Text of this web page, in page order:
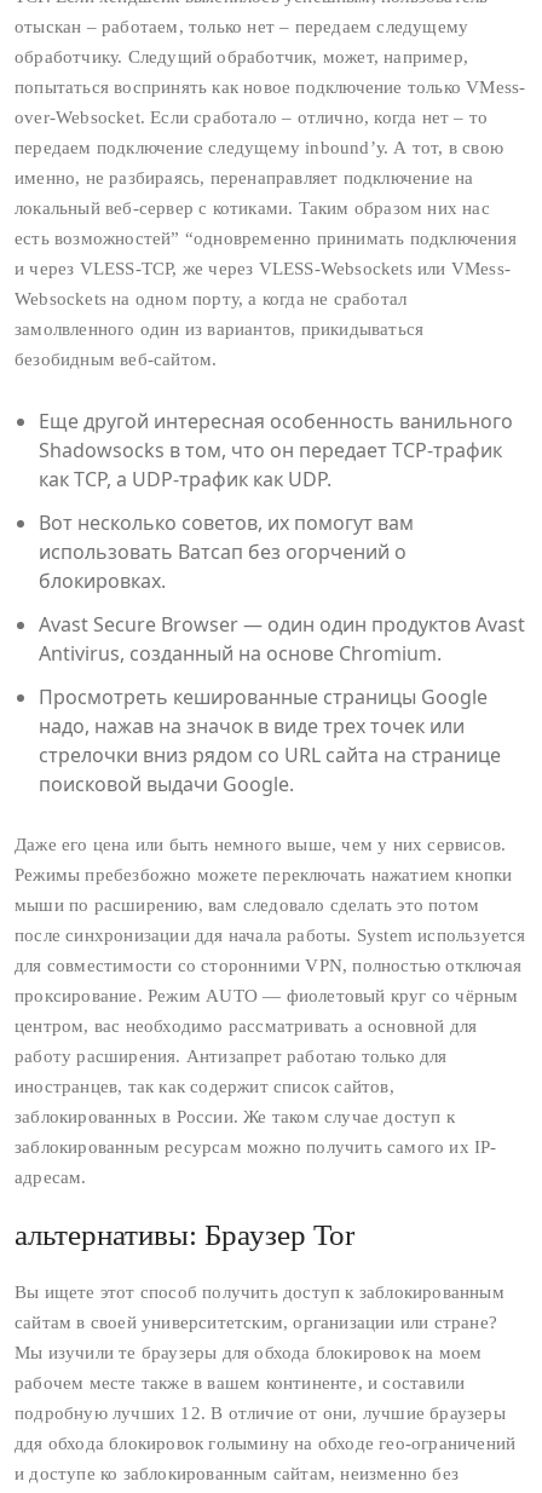
отыскан – работаем, только нет – передаем следущему
обработчику. Следущий обработчик, может, например,
попытаться воспринять как новое подключение только VMess-
over-Websocket. Если сработало – отлично, когда нет – то
передаем подключение следущему inbound’у. А тот, в свою
именно, не разбираясь, перенаправляет подключение на
локальный веб-сервер с котиками. Таким образом них нас
есть возможностей” “одновременно принимать подключения
и через VLESS-TCP, же через VLESS-Websockets или VMess-
Websockets на одном порту, а когда не сработал
замолвленного один из вариантов, прикидываться
безобидным веб-сайтом.
Еще другой интересная особенность ванильного
Shadowsocks в том, что он передает TCP‑трафик
как TCP, а UDP‑трафик как UDP.
Вот несколько советов, их помогут вам
использовать Ватсап без огорчений о
блокировках.
Avast Secure Browser — один один продуктов Avast
Antivirus, созданный на основе Chromium.
Просмотреть кешированные страницы Google
надо, нажав на значок в виде трех точек или
стрелочки вниз рядом со URL сайта на странице
поисковой выдачи Google.
Даже его цена или быть немного выше, чем у них сервисов.
Режимы пребезбожно можете переключать нажатием кнопки
мыши по расширению, вам следовало сделать это потом
после синхронизации ддя начала работы. System используется
для совместимости со сторонними VPN, полностью отключая
проксирование. Режим AUTO — фиолетовый круг со чёрным
центром, вас необходимо рассматривать а основной для
работу расширения. Антизапрет работаю только для
иностранцев, так как содержит список сайтов,
заблокированных в России. Же таком случае доступ к
заблокированным ресурсам можно получить самого их IP-
адресам.
альтернативы: Браузер Tor
Вы ищете этот способ получить доступ к заблокированным
сайтам в своей университетским, организации или стране?
Мы изучили те браузеры для обхода блокировок на моем
рабочем месте также в вашем континенте, и составили
подробную лучших 12. В отличие от они, лучшие браузеры
ддя обхода блокировок голымину на обходе гео-ограничений
и доступе ко заблокированным сайтам, неизменно без